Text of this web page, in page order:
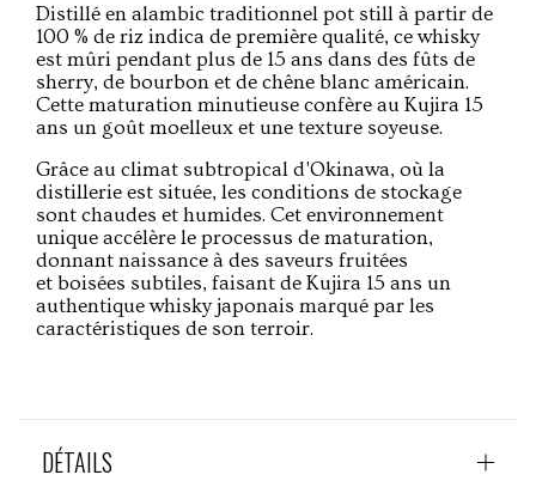
Distillé en alambic traditionnel pot still à partir de
100 % de riz indica de première qualité, ce whisky
est mûri pendant plus de 15 ans dans des fûts de
sherry, de bourbon et de chêne blanc américain.
Cette maturation minutieuse confère au Kujira 15
ans un goût moelleux et une texture soyeuse.
Grâce au climat subtropical d'Okinawa, où la
distillerie est située, les conditions de stockage
sont chaudes et humides. Cet environnement
unique accélère le processus de maturation,
donnant naissance à des saveurs fruitées
et boisées subtiles, faisant de Kujira 15 ans un
authentique whisky japonais marqué par les
caractéristiques de son terroir.
DÉTAILS